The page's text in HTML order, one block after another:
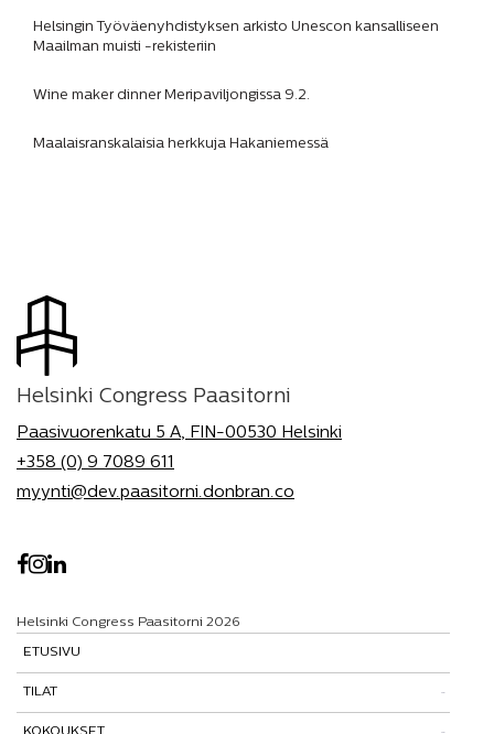
Helsingin Työväenyhdistyksen arkisto Unescon kansalliseen
Maailman muisti -rekisteriin
Wine maker dinner Meripaviljongissa 9.2.
Maalaisranskalaisia herkkuja Hakaniemessä
Helsinki Congress Paasitorni
Paasivuorenkatu 5 A, FIN-00530 Helsinki
+358 (0) 9 7089 611
myynti@dev.paasitorni.donbran.co
Helsinki Congress Paasitorni 2026
ETUSIVU
TILAT